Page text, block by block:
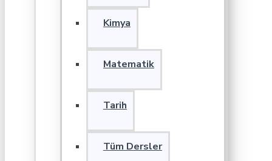
Kimya
Matematik
Tarih
Tüm Dersler